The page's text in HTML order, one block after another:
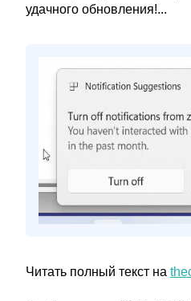
удачного обновления!...
Читать полный текст на